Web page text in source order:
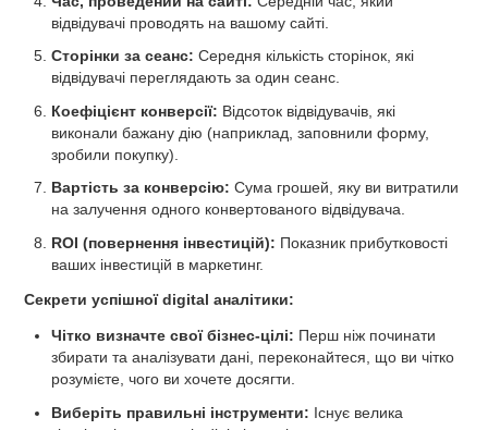
відвідувачі проводять на вашому сайті.
Сторінки за сеанс: Середня кількість сторінок, які
відвідувачі переглядають за один сеанс.
Коефіцієнт конверсії: Відсоток відвідувачів, які
виконали бажану дію (наприклад, заповнили форму,
зробили покупку).
Вартість за конверсію: Сума грошей, яку ви витратили
на залучення одного конвертованого відвідувача.
ROI (повернення інвестицій): Показник прибутковості
ваших інвестицій в маркетинг.
Секрети успішної digital аналітики:
Чітко визначте свої бізнес-цілі: Перш ніж починати
збирати та аналізувати дані, переконайтеся, що ви чітко
розумієте, чого ви хочете досягти.
Виберіть правильні інструменти: Існує велика